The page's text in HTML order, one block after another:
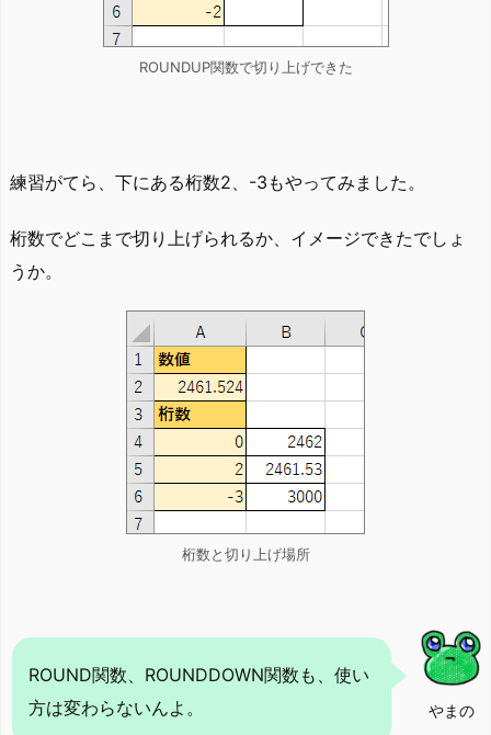
ROUNDUP関数で切り上げできた
練習がてら、下にある桁数2、-3もやってみました。
桁数でどこまで切り上げられるか、イメージできたでしょ
うか。
桁数と切り上げ場所
やまの
ROUND関数、ROUNDDOWN関数も、使い
方は変わらないんよ。